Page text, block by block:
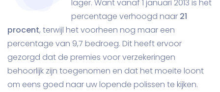
lager. Want vanaf 1 januari 2013 is het
percentage verhoogd naar 21
procent, terwijl het voorheen nog maar een
percentage van 9,7 bedroeg. Dit heeft ervoor
gezorgd dat de premies voor verzekeringen
behoorlijk zijn toegenomen en dat het moeite loont
om eens goed naar uw lopende polissen te kijken.